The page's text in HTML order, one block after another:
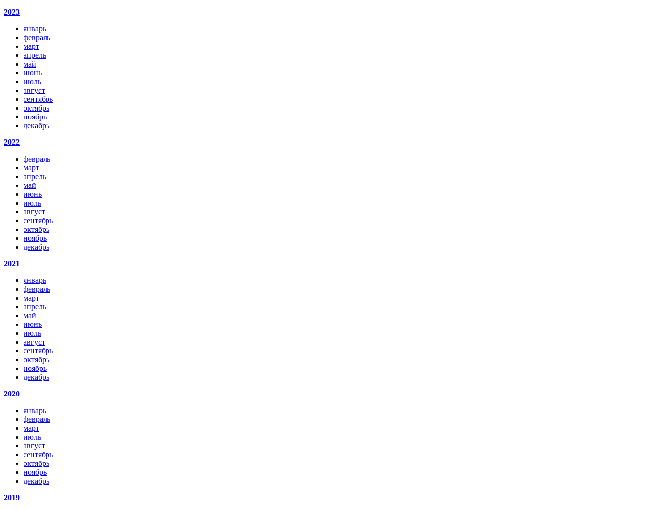
2023
январь
февраль
март
апрель
май
июнь
июль
август
сентябрь
октябрь
ноябрь
декабрь
2022
февраль
март
апрель
май
июнь
июль
август
сентябрь
октябрь
ноябрь
декабрь
2021
январь
февраль
март
апрель
май
июнь
июль
август
сентябрь
октябрь
ноябрь
декабрь
2020
январь
февраль
март
июль
август
сентябрь
октябрь
ноябрь
декабрь
2019